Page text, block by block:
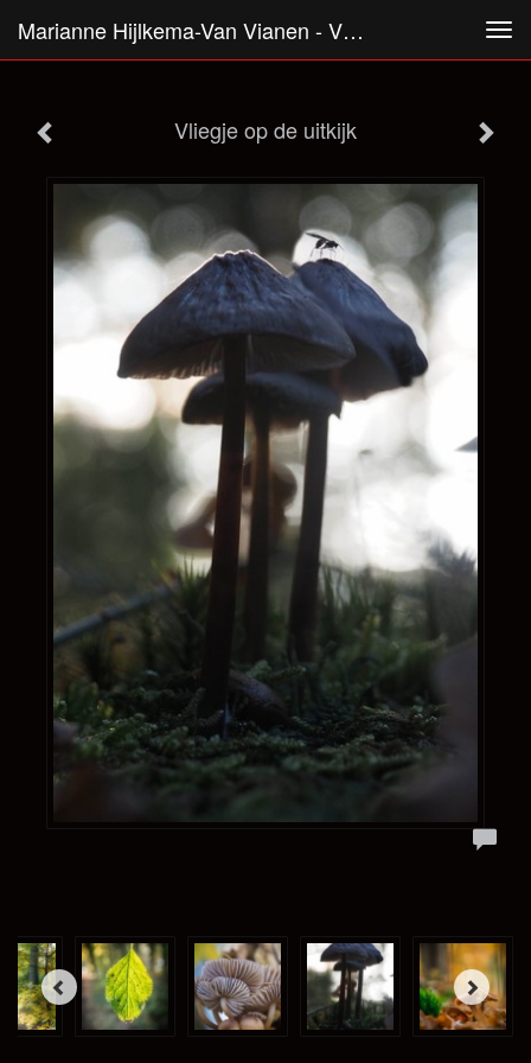
Marianne Hijlkema-Van Vianen - Vliegje Op De Uitkijk
Vliegje op de uitkijk